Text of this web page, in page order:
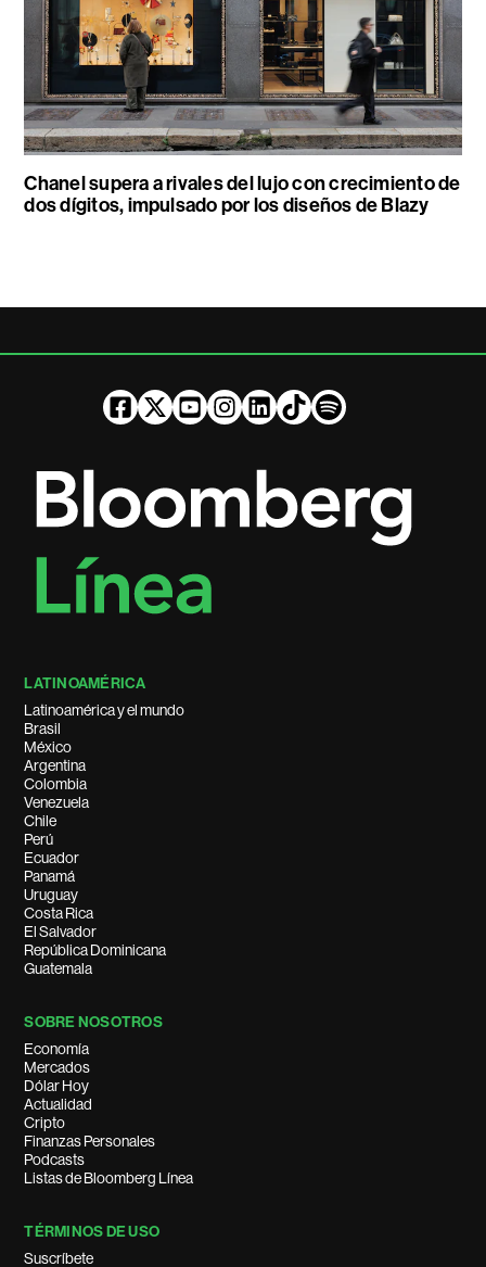
Chanel supera a rivales del lujo con crecimiento de
dos dígitos, impulsado por los diseños de Blazy
LATINOAMÉRICA
Latinoamérica y el mundo
Brasil
México
Argentina
Colombia
Venezuela
Chile
Perú
Ecuador
Panamá
Uruguay
Costa Rica
El Salvador
República Dominicana
Guatemala
SOBRE NOSOTROS
Economía
Mercados
Dólar Hoy
Actualidad
Cripto
Finanzas Personales
Podcasts
Listas de Bloomberg Línea
TÉRMINOS DE USO
Suscríbete